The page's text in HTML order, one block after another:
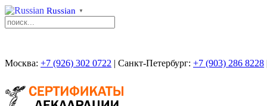
Russian ▼
Москва: +7 (926) 302 0722 | Санкт-Петербург: +7 (903) 286 8228